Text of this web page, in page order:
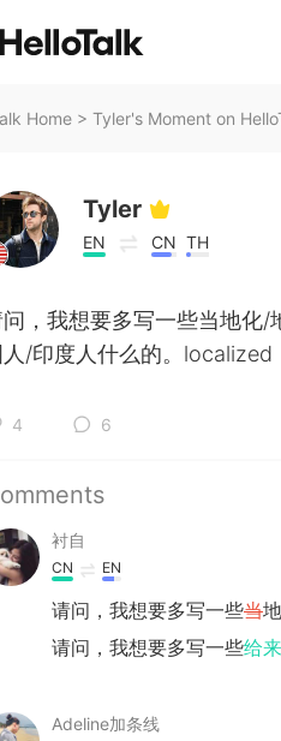
Home > Tyler's Moment on
Tyler
EN CN TH
，我想要多写一些当地化/
人/印度人什么的。localized
4 6
衬自
CN EN
请问，我想要多写一些当地
请问，我想要多写一些给
Adeline加条线